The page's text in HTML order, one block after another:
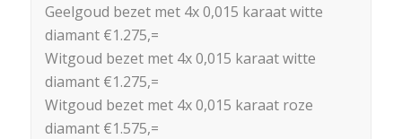
Geelgoud bezet met 4x 0,015 karaat witte
diamant €1.275,=
Witgoud bezet met 4x 0,015 karaat witte
diamant €1.275,=
Witgoud bezet met 4x 0,015 karaat roze
diamant €1.575,=